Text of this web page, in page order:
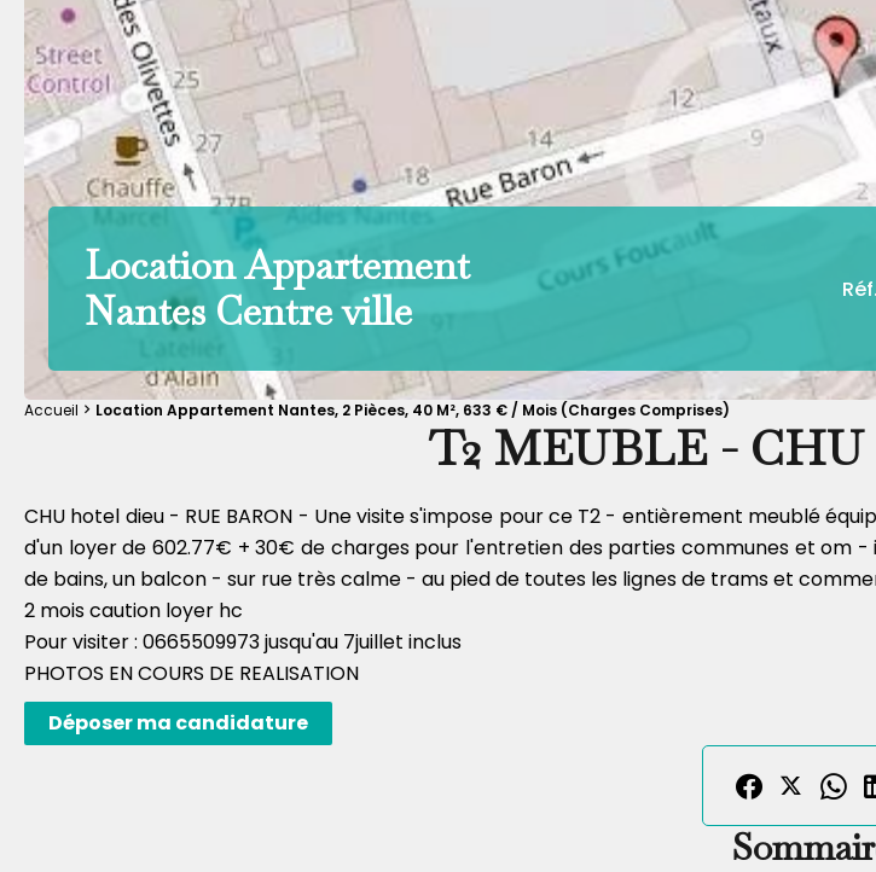
Location Appartement
Nantes Centre ville
Accueil Location Appartement Nantes, 2 Pièces, 40 M², 633 € / Mois (Charges Comprises)
T2 MEUBLE -
CHU hotel dieu - RUE BARON - Une visite s'impose pour ce T2 - entièrement meublé
d'un loyer de 602.77€ + 30€ de charges pour l'entretien des parties communes et om -
de bains, un balcon - sur rue très calme - au pied de toutes les lignes de trams et
2 mois caution loyer hc
Pour visiter : 0665509973 jusqu'au 7juillet inclus
PHOTOS EN COURS DE REALISATION
Déposer ma candidature